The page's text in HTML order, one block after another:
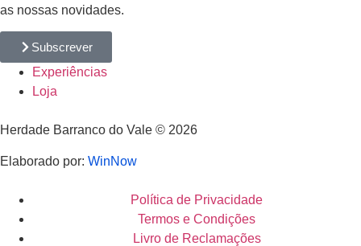
as nossas novidades.
Subscrever
Experiências
Loja
Herdade Barranco do Vale © 2026
Elaborado por: WinNow
Política de Privacidade
Termos e Condições
Livro de Reclamações